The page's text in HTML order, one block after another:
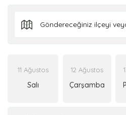
11 Ağustos
Salı
12 Ağustos
Çarşamba